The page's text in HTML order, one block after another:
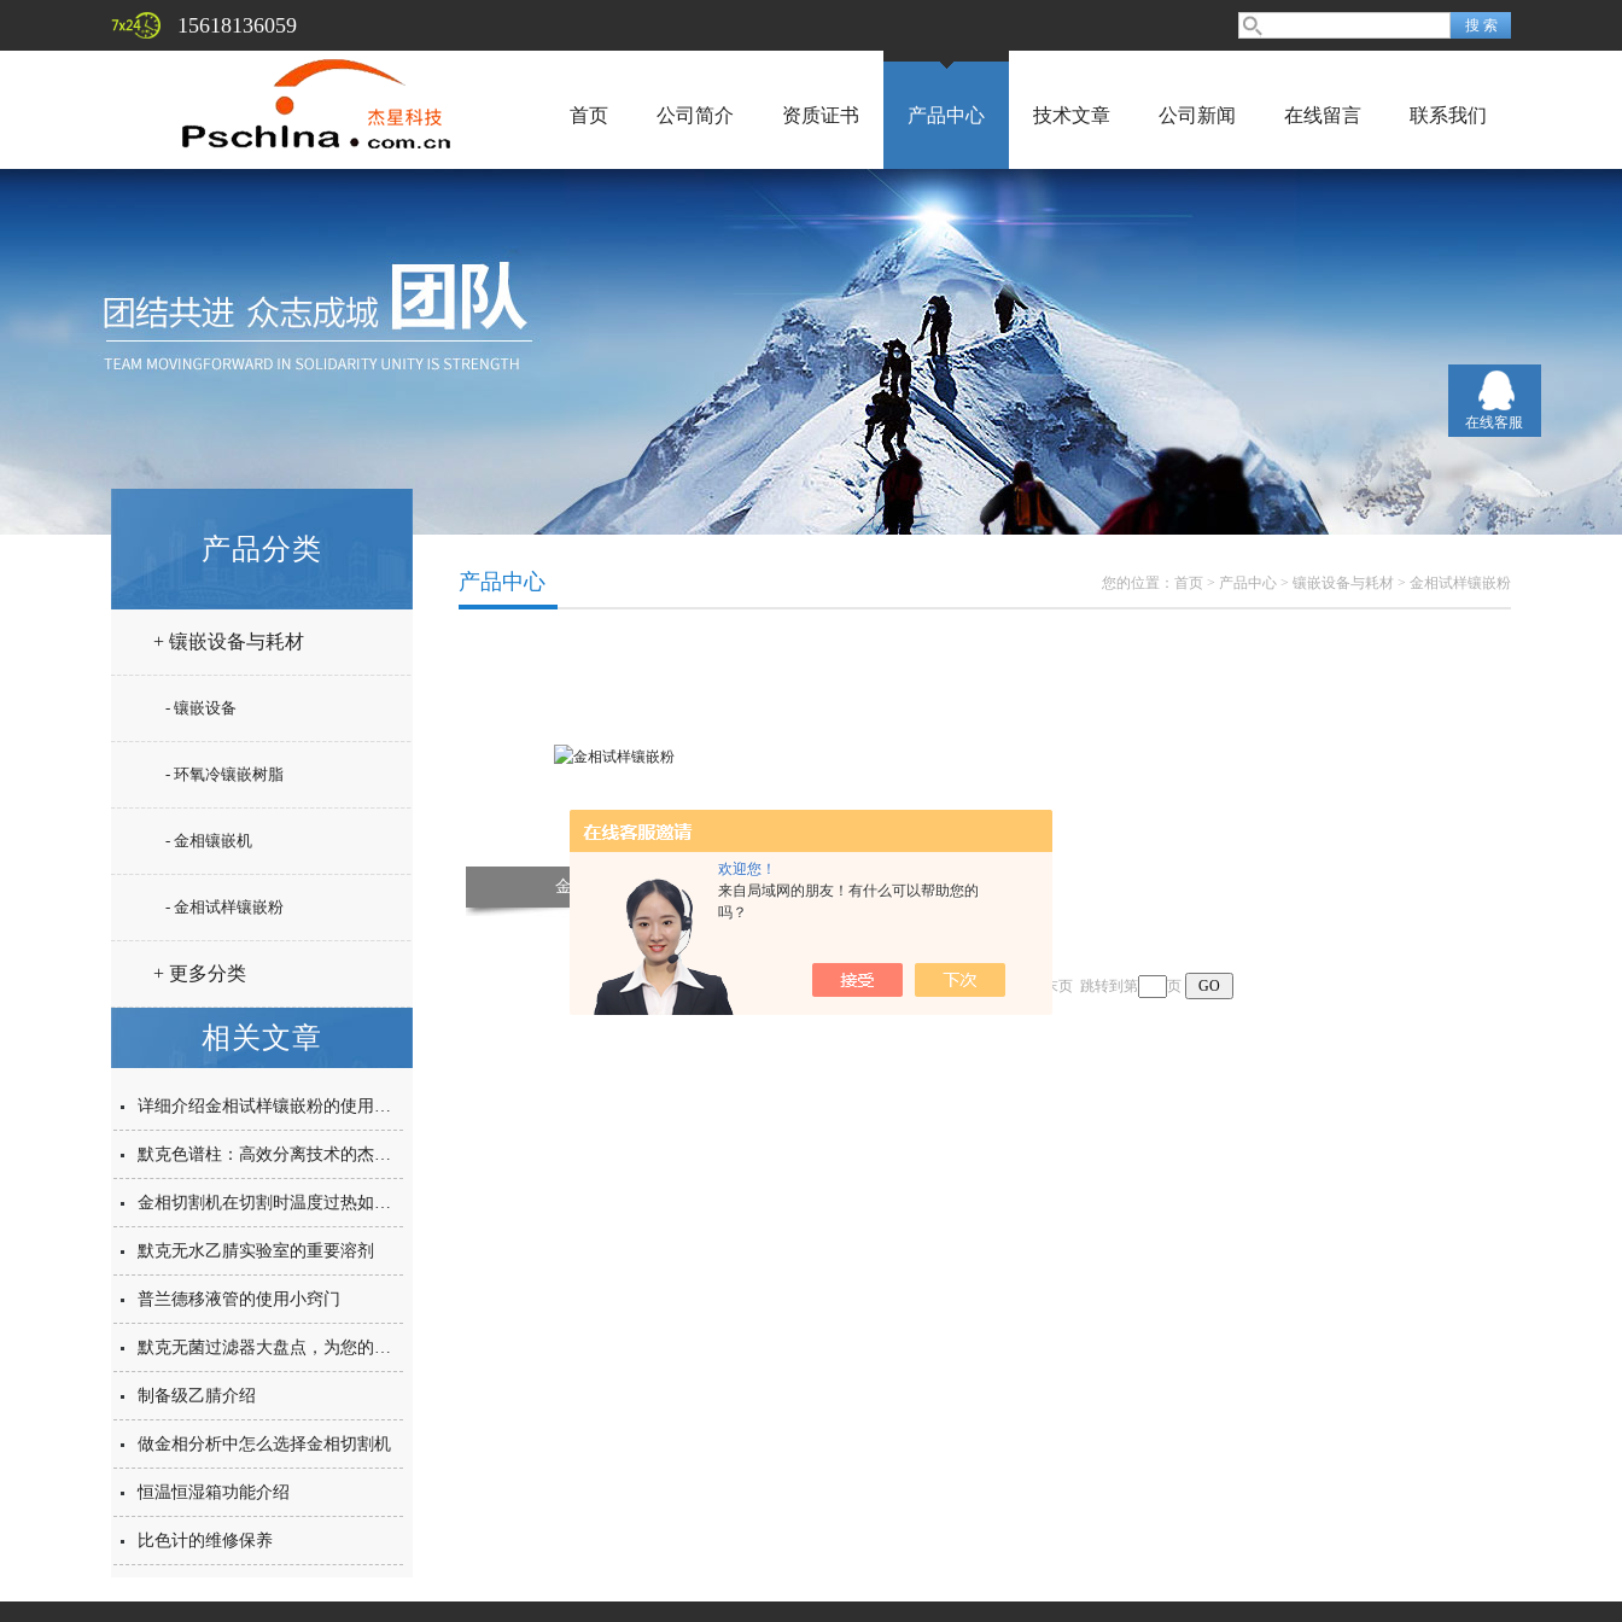
欢迎您！
来自局域网的朋友！有什么可以帮助您的
吗？
15618136059
首页 公司简介 资质证书 产品中心 技术文章 公司新闻 在线留言 联系我们
产品分类
+ 镶嵌设备与耗材
- 镶嵌设备
- 环氧冷镶嵌树脂
- 金相镶嵌机
- 金相试样镶嵌粉
+ 更多分类
相关文章
详细介绍金相试样镶嵌粉的使用情况
默克色谱柱：高效分离技术的杰出代表
金相切割机在切割时温度过热如何处理
默克无水乙腈实验室的重要溶剂
普兰德移液管的使用小窍门
默克无菌过滤器大盘点，为您的过滤保驾护航
制备级乙腈介绍
做金相分析中怎么选择金相切割机
恒温恒湿箱功能介绍
比色计的维修保养
您的位置： 首页 > 产品中心 > 镶嵌设备与耗材 > 金相试样镶嵌粉
产品中心
金相试样镶嵌粉
共 1 条记录，当前 1 / 1 页 首页 上一页 下一页 末页 跳转到第 页
在线客服